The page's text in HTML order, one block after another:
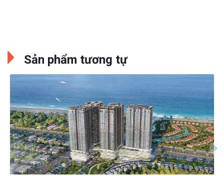
Sản phẩm tương tự